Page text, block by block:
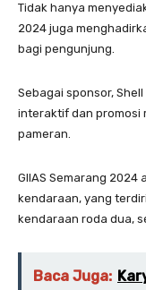
Tidak hanya
2024 juga
bagi pengunjung.
Sebagai sponsor,
interaktif dan promosi
pameran.
GIIAS Semarang 2024
kendaraan, yang
kendaraan roda dua,
Baca Juga: